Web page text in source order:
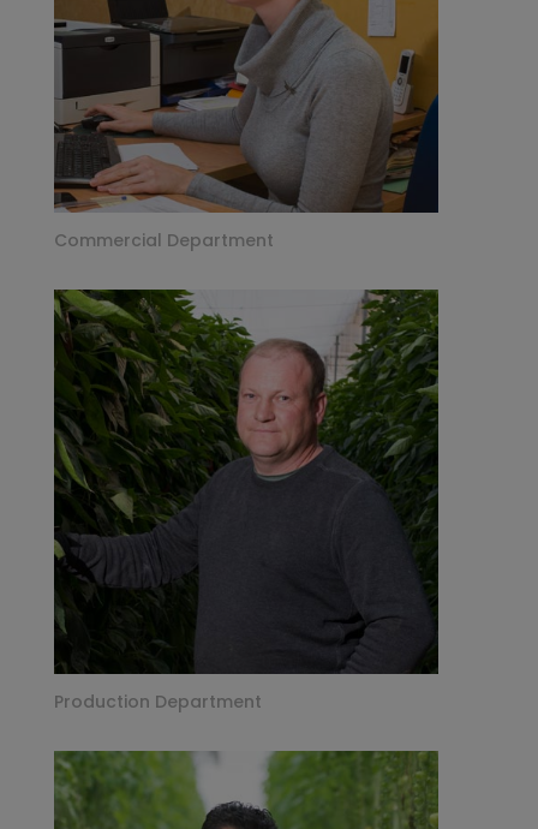
Commercial Department
Production Department